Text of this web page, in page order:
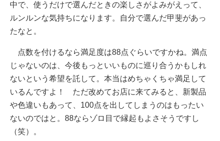
中で、使うだけで選んだときの楽しさがよみがえって、
ルンルンな気持ちになります。自分で選んだ甲斐があっ
たなと。
点数を付けるなら満足度は88点ぐらいですかね。満点
じゃないのは、今後もっといいものに巡り合うかもしれ
ないという希望を託して。本当はめちゃくちゃ満足して
いるんですよ！ ただ改めてお店に来てみると、新製品
や色違いもあって、100点を出してしまうのはもったい
ないのではと。88ならゾロ目で縁起もよさそうですし
（笑）。